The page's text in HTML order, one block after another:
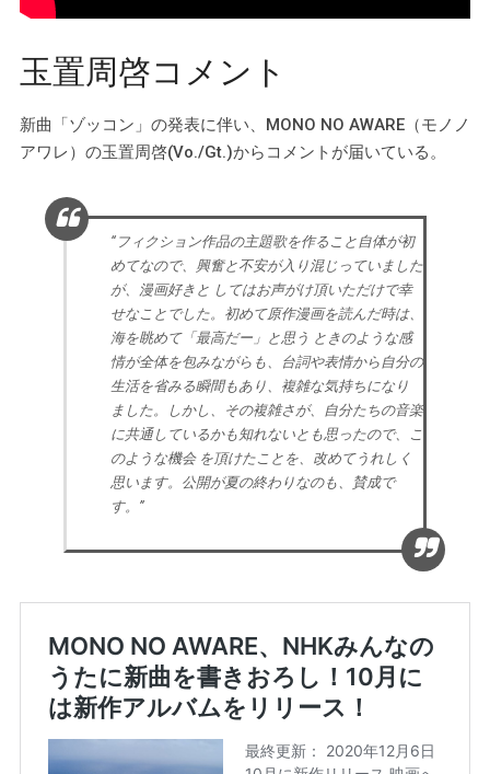
玉置周啓コメント
新曲「ゾッコン」の発表に伴い、MONO NO AWARE（モノノ
アワレ）の玉置周啓(Vo./Gt.)からコメントが届いている。
“フィクション作品の主題歌を作ること自体が初
めてなので、興奮と不安が入り混じっていました
が、漫画好きと してはお声がけ頂いただけで幸
せなことでした。初めて原作漫画を読んだ時は、
海を眺めて「最高だー」と思う ときのような感
情が全体を包みながらも、台詞や表情から自分の
生活を省みる瞬間もあり、複雑な気持ちになり
ました。しかし、その複雑さが、自分たちの音楽
に共通しているかも知れないとも思ったので、こ
のような機会 を頂けたことを、改めてうれしく
思います。公開が夏の終わりなのも、賛成で
す。”